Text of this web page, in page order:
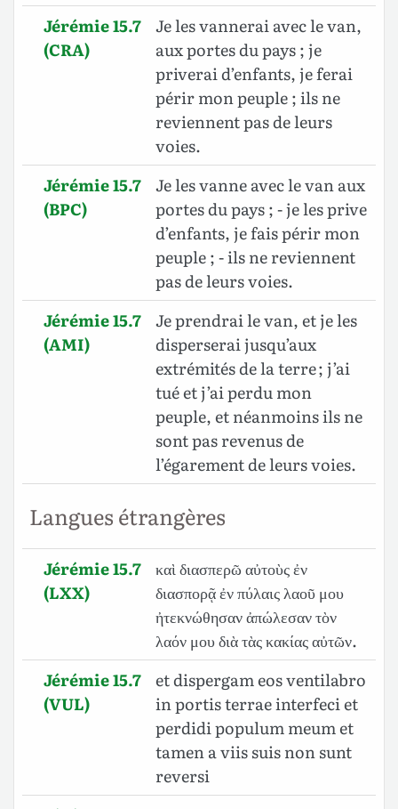
Jérémie 15.7
(CRA)
Je les vannerai avec le van,
aux portes du pays ; je
priverai d’enfants, je ferai
périr mon peuple ; ils ne
reviennent pas de leurs
voies.
Jérémie 15.7
(BPC)
Je les vanne avec le van aux
portes du pays ; - je les prive
d’enfants, je fais périr mon
peuple ; - ils ne reviennent
pas de leurs voies.
Jérémie 15.7
(AMI)
Je prendrai le van, et je les
disperserai jusqu’aux
extrémités de la terre ; j’ai
tué et j’ai perdu mon
peuple, et néanmoins ils ne
sont pas revenus de
l’égarement de leurs voies.
Langues étrangères
Jérémie 15.7
(LXX)
καὶ διασπερῶ αὐτοὺς ἐν
διασπορᾷ ἐν πύλαις λαοῦ μου
ἠτεκνώθησαν ἀπώλεσαν τὸν
λαόν μου διὰ τὰς κακίας αὐτῶν.
Jérémie 15.7
(VUL)
et dispergam eos ventilabro
in portis terrae interfeci et
perdidi populum meum et
tamen a viis suis non sunt
reversi